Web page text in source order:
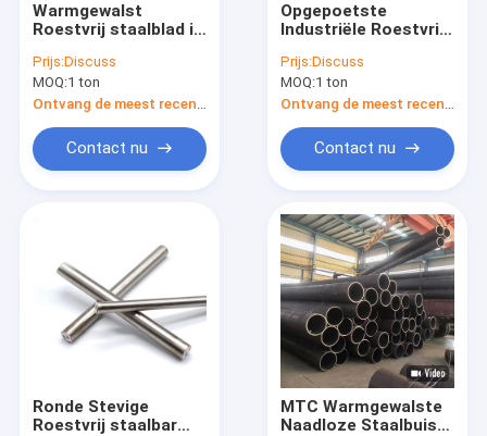
Huis
Producten
Fabrieksreis
Warmgewalst
Roestvrij staalblad in
Rol2b Bedelaars 8k
201 Broodje 0.1mm
beëindigen
Prijs:Discuss
MOQ:1 ton
Contact nu
Opgepoetste
Industriële Roestvrij
316 410 Gelaste
Naadloze Buis
2000mm
Prijs:Discuss
MOQ:1 ton
Contact nu
Ronde Stevige
Roestvrij staalbar
MTC Warmgewalste
Naadloze Staalbuis